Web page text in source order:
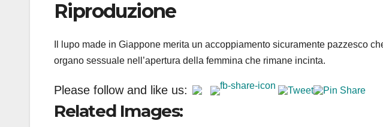
Riproduzione
Il lupo made in Giappone merita un accoppiamento sicuramente pazzesco
organo sessuale nell’apertura della femmina che rimane incinta.
Please follow and like us:
Related Images: